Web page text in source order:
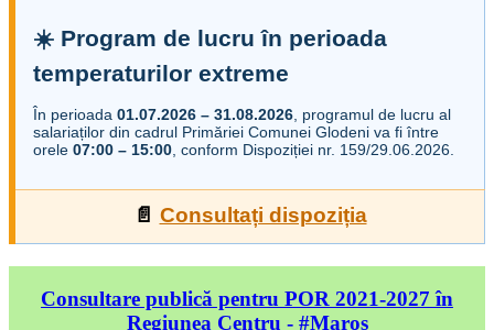
☀️ Program de lucru în perioada
temperaturilor extreme
În perioada 01.07.2026 – 31.08.2026 , programul de lucru al
salariaților din cadrul Primăriei Comunei Glodeni va fi între
orele 07:00 – 15:00 , conform Dispoziției nr. 159/29.06.2026.
📄 Consultați dispoziția
Consultare publică pentru POR 2021-2027 în
Regiunea Centru - #Maros